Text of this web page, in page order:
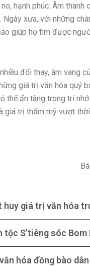
hạnh phúc. Âm thanh
xưa, với những
giúp họ tìm được
đổi thay, âm vang
giá trị văn hóa quý
thể ẩn tàng trong trí
giá trị thẩm mỹ vượt thời
giá trị văn hóa
tộc S’tiêng sóc
hóa đồng bào